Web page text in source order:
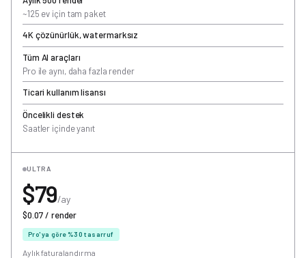
~125 ev için tam paket
4K çözünürlük, watermarksız
Tüm AI araçları
Pro ile aynı, daha fazla render
Ticari kullanım lisansı
Öncelikli destek
Saatler içinde yanıt
ULTRA
$79/ay
$0.07 / render
Pro'ya göre %30 tasarruf
Aylık faturalandırma